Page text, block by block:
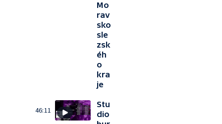
Mo
rav
sko
sle
zsk
éh
o
kra
je
46:11
Stu
dio